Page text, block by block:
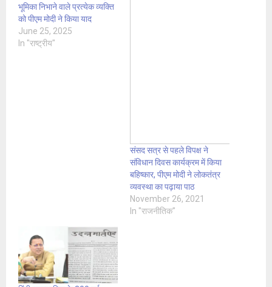
भूमिका निभाने वाले प्रत्येक व्यक्ति
को पीएम मोदी ने किया याद
June 25, 2025
In "राष्ट्रीय"
संसद सत्र से पहले विपक्ष ने
संविधान दिवस कार्यक्रम में किया
बहिष्कार, पीएम मोदी ने लोकतंत्र
व्यवस्था का पढ़ाया पाठ
November 26, 2021
In "राजनीतिक"